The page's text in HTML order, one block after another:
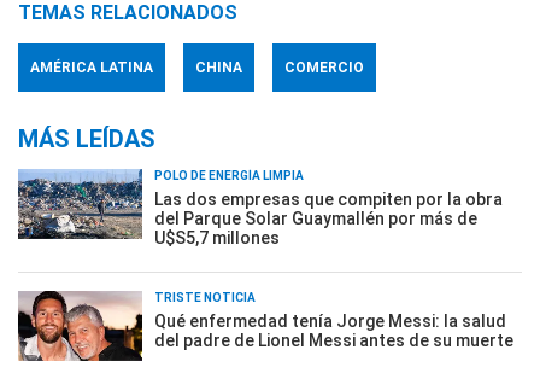
TEMAS RELACIONADOS
AMÉRICA LATINA CHINA COMERCIO
MÁS LEÍDAS
POLO DE ENERGÍA LIMPIA
Las dos empresas que compiten por la obra
del Parque Solar Guaymallén por más de
U$S5,7 millones
TRISTE NOTICIA
Qué enfermedad tenía Jorge Messi: la salud
del padre de Lionel Messi antes de su muerte